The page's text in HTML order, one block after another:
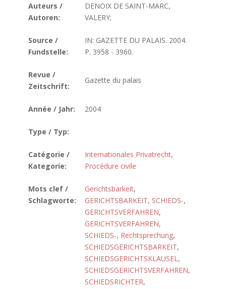
Auteurs /
Autoren:
DENOIX DE SAINT-MARC,
VALERY;
Source /
Fundstelle:
IN: GAZETTE DU PALAIS. 2004.
P. 3958 - 3960.
Revue /
Zeitschrift:
Gazette du palais
Année / Jahr: 2004
Type / Typ:
Catégorie /
Kategorie:
Internationales Privatrecht,
Procédure civile
Mots clef /
Schlagworte:
Gerichtsbarkeit,
GERICHTSBARKEIT, SCHIEDS-,
GERICHTSVERFAHREN,
GERICHTSVERFAHREN,
SCHIEDS-, Rechtsprechung,
SCHIEDSGERICHTSBARKEIT,
SCHIEDSGERICHTSKLAUSEL,
SCHIEDSGERICHTSVERFAHREN,
SCHIEDSRICHTER,